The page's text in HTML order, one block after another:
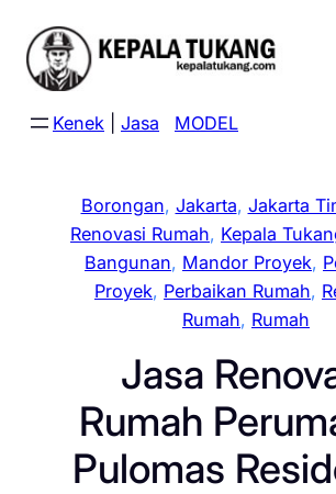
content
Kenek Jasa MODEL
Borongan, Jakarta, Jakarta
Renovasi Rumah, Kepala
Bangunan, Mandor Proyek,
Proyek, Perbaikan Rumah,
Rumah, Rumah
Jasa
Rumah
Pulomas